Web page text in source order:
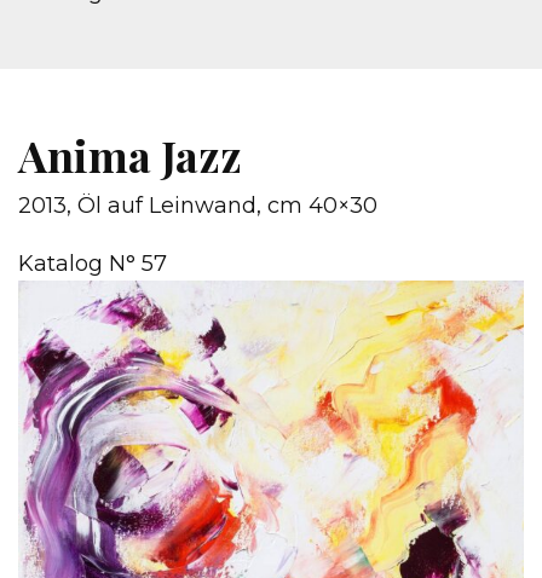
Anima Jazz
2013, Öl auf Leinwand, cm 40×30
Katalog N° 57